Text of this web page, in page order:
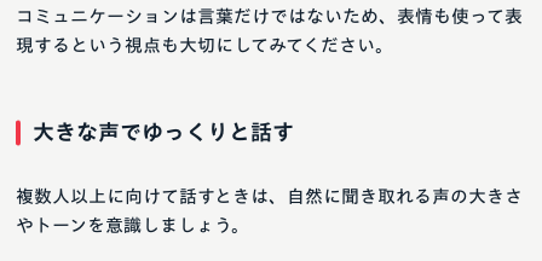
コミュニケーションは言葉だけではないため、表情も使って表
現するという視点も大切にしてみてください。
大きな声でゆっくりと話す
複数人以上に向けて話すときは、自然に聞き取れる声の大きさ
やトーンを意識しましょう。